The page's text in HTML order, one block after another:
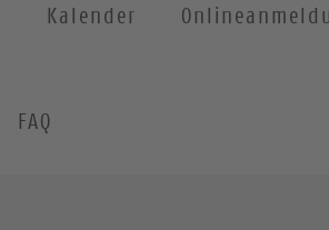
Kalender
FAQ